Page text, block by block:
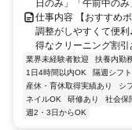
日のみ」「午前中の
仕事内容 【おすすめ
調整がしやすくて便
得なクリーニング割
業界未経験者歓迎 扶養内勤
1日4時間以内OK
隔週シフ
産休・育休取得実績あり
シ
ネイルOK
研修あり 社会保
週2・3日からOK